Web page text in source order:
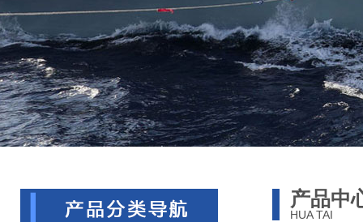
产品中
HUA TAI